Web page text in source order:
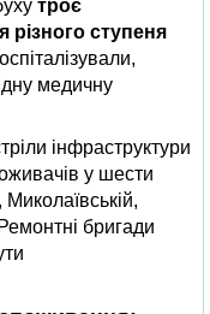
троє
різного ступеня
медичну
інфраструктури
у шести
Миколаївській,
бригади